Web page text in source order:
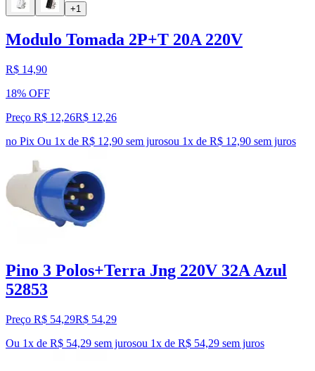
+1
Modulo Tomada 2P+T 20A 220V
R$ 14,90
18% OFF
Preço R$ 12,26R$ 12,26
no Pix Ou 1x de R$ 12,90 sem jurosou 1x de R$ 12,90 sem juros
Pino 3 Polos+Terra Jng 220V 32A Azul
52853
Preço R$ 54,29R$ 54,29
Ou 1x de R$ 54,29 sem jurosou 1x de R$ 54,29 sem juros